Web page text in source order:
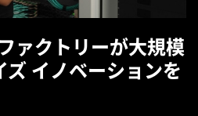
ァクトリーが大規模
ズ イノベーションを